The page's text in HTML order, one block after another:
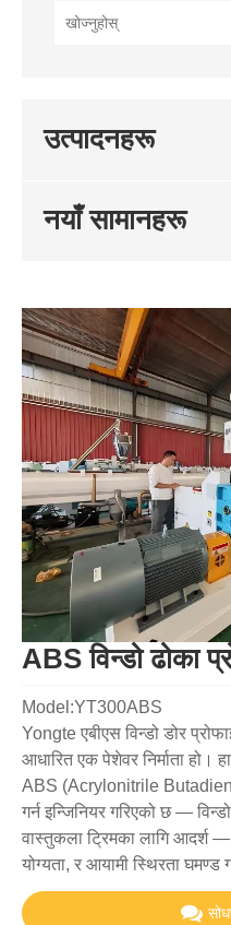
उत्पादनहरू
नयाँ सामानहरू
ABS विन्डो ढोका
Model:YT300ABS
Yongte एबीएस विन्डो डोर
आधारित एक पेशेवर निर्माता हो।
ABS (Acrylonitrile
गर्न इन्जिनियर गरिएको छ —
वास्तुकला ट्रिमका लागि आदर्श
योग्यता, र आयामी स्थिरता घमण्ड